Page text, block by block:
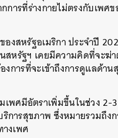
การที่ร่างกายไม่ตรงกับเพ
งสหรัฐอเมริกา ประจำปี
สหรัฐฯ เคยมีความคิดที่จะฆ่
การที่จะเข้าถึงการดูแลด้า
พศมีอัตราเพิ่มขึ้นในช่วง 2-
การสุขภาพ ซึ่งหมายรวมถึง
งเพศ